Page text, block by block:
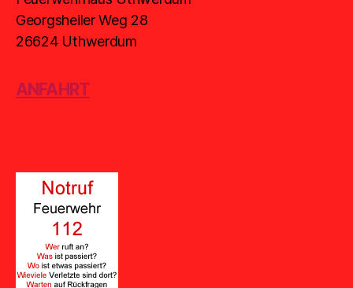
Georgsheiler Weg 28
26624 Uthwerdum
ANFAHRT